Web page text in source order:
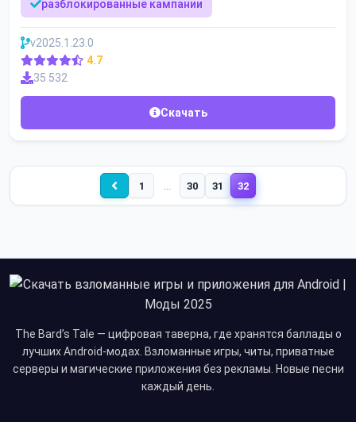
разблокированные кампании
v2025.1.23.0
4.7
35 532
Скачать
1 30 31 32
The Bard’s Tale — цифровая таверна, где хранятся баллады о
лучших Android-модах. Взломанные игры, читы, приватные
серверы и магические приложения без рекламы. Новые песни
каждый день.